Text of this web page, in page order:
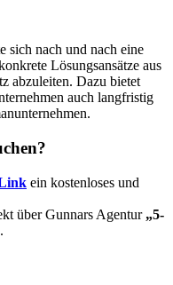
sich nach und nach eine
Lösungsansätze aus
abzuleiten. Dazu bietet
auch langfristig
ein kostenloses und
über Gunnars Agentur „5-